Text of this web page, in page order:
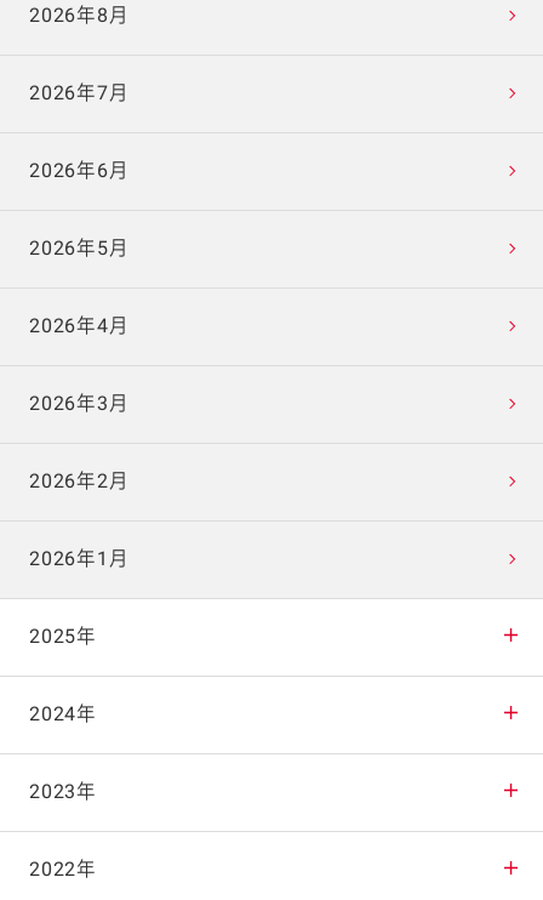
2026年8月
2026年7月
2026年6月
2026年5月
2026年4月
2026年3月
2026年2月
2026年1月
2025年
2025年12月
2025年11月
2025年10月
2024年
2024年12月
2024年11月
2023年
2023年12月
2022年